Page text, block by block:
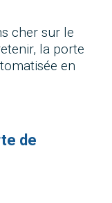
cher sur le
la porte
en
de